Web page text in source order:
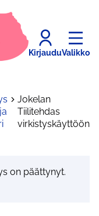
KirjauduValikko
Jokelan
Tiilitehdas
virkistyskäyttöön
on päättynyt.